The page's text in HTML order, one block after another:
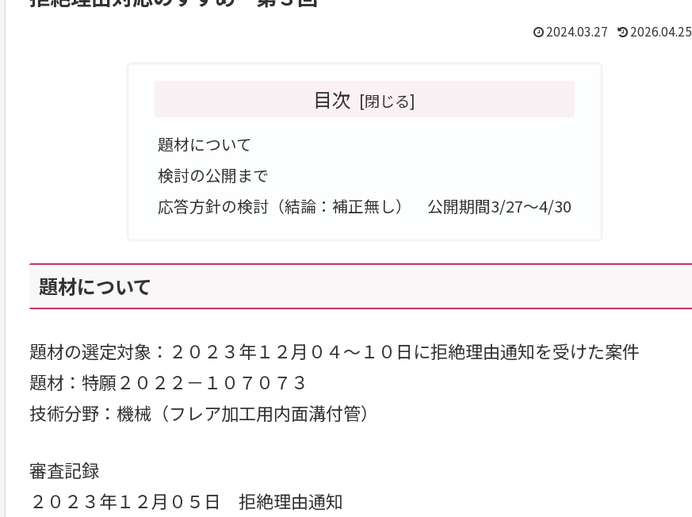
2024.03.27 2026.04.25
目次
題材について
検討の公開まで
応答方針の検討（結論：補正無し） 公開期間3/27～4/30
題材について
題材の選定対象：２０２３年１２月０４～１０日に拒絶理由通知を受けた案件
題材：特願２０２２－１０７０７３
技術分野：機械（フレア加工用内面溝付管）
審査記録
２０２３年１２月０５日 拒絶理由通知